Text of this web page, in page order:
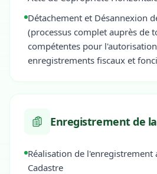
Détachement et Désannexion
(processus complet auprès de
compétentes pour
enregistrements fiscaux et
Enregistrement de
Réalisation de l'enregistrement
Cadastre